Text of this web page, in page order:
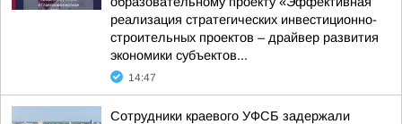
реализация стратегических инвестиционно-
строительных проектов – драйвер развития
экономики субъектов...
14:47
Сотрудники краевого УФСБ задержали